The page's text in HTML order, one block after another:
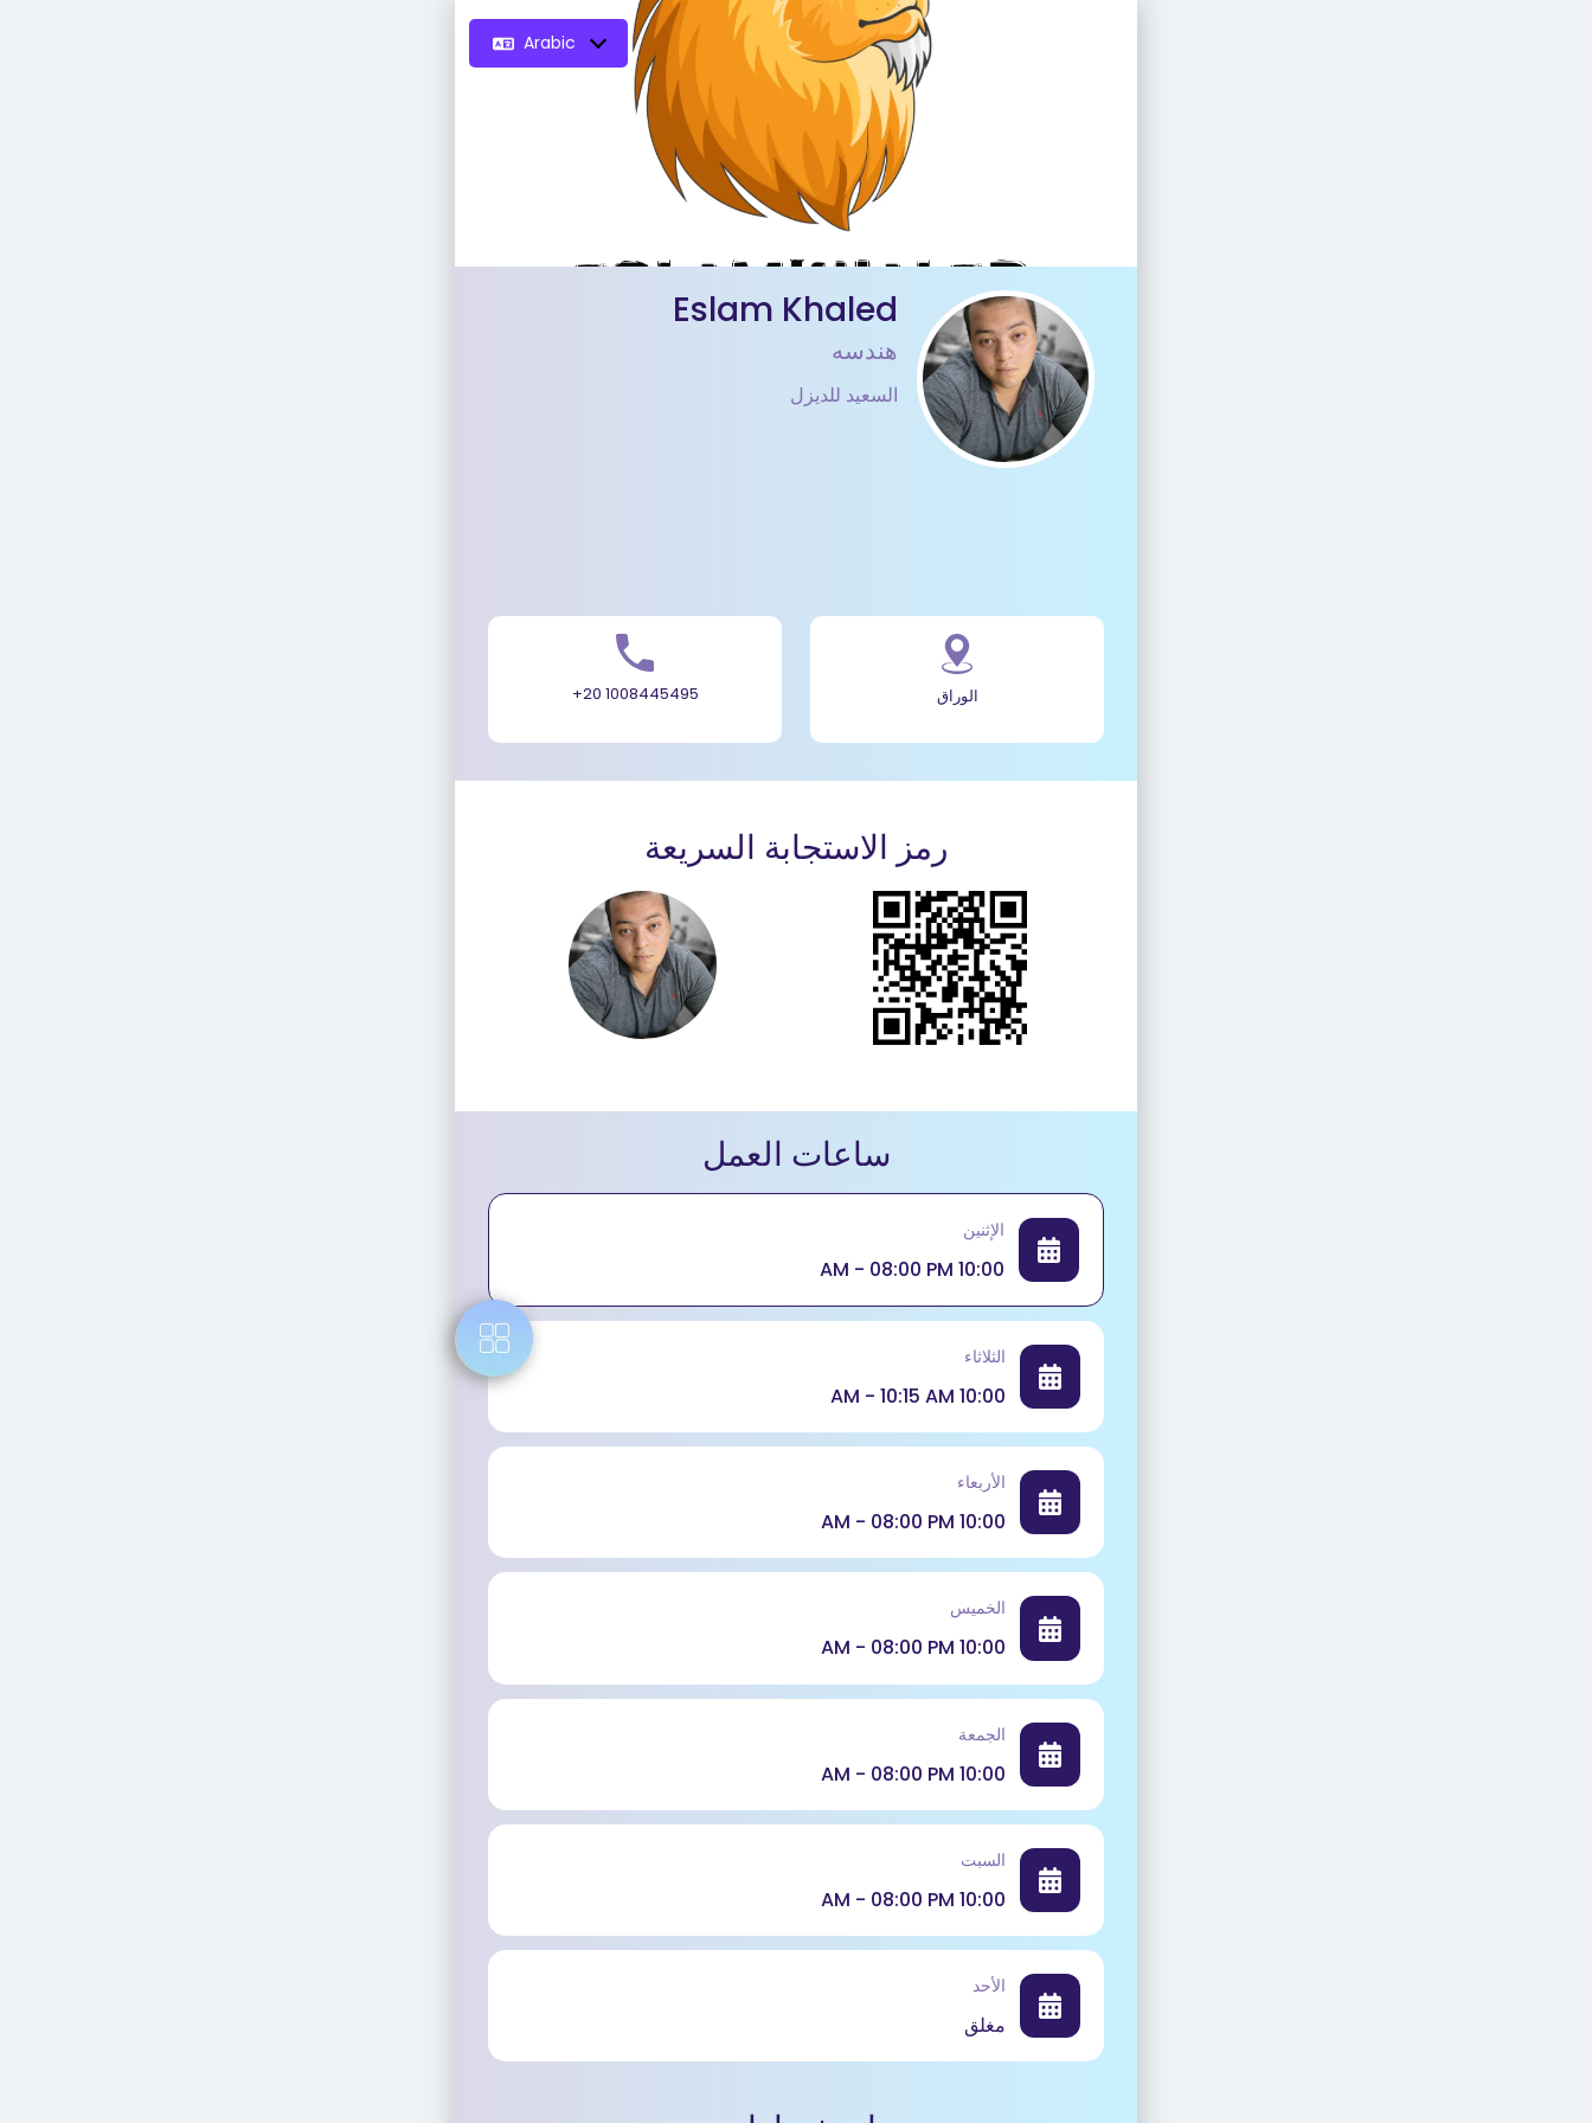
Arabic
Eslam Khaled
هندسه
السعيد للديزل
+20 1008445495 الوراق
رمز الاستجابة السريعة
ساعات العمل
الإثنين
10:00 AM - 08:00 PM
الثلاثاء
10:00 AM - 10:15 AM
الأربعاء
10:00 AM - 08:00 PM
الخميس
10:00 AM - 08:00 PM
الجمعة
10:00 AM - 08:00 PM
السبت
10:00 AM - 08:00 PM
الأحد
مغلق